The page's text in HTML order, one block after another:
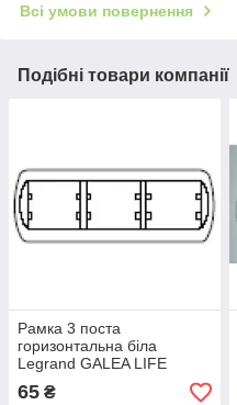
Всі умови повернення
Подібні товари компанії
Рамка 3 поста
горизонтальна біла
Legrand GALEA LIFE
777003
65 ₴